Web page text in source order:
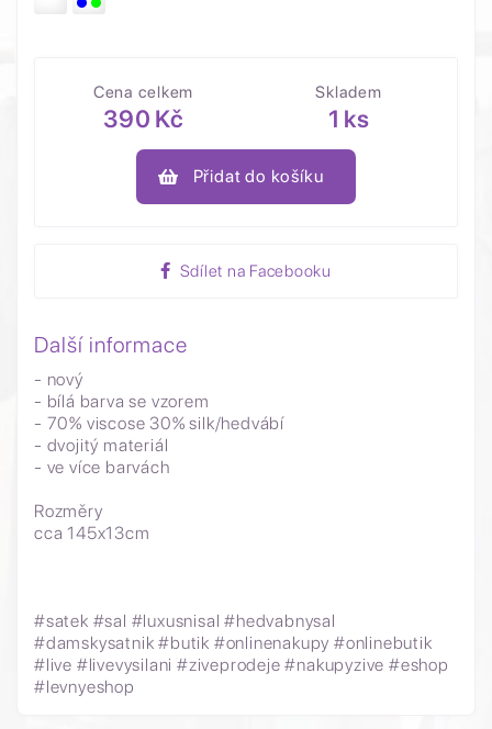
Cena celkem
390 Kč
Skladem
1 ks
Přidat do košíku
Sdílet na Facebooku
Další informace
- nový
- bílá barva se vzorem
- 70% viscose 30% silk/hedvábí
- dvojitý materiál
- ve více barvách
Rozměry
cca 145x13cm
#satek #sal #luxusnisal #hedvabnysal
#damskysatnik #butik #onlinenakupy #onlinebutik
#live #livevysilani #ziveprodeje #nakupyzive #eshop
#levnyeshop